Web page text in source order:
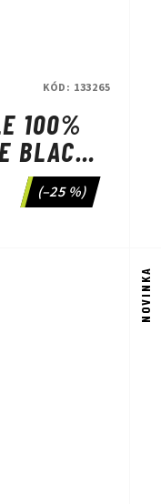
100%
BLACK -
(–25 %)
KÓD: 133265
NOVINKA